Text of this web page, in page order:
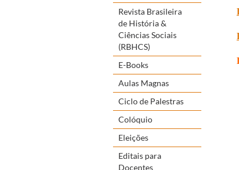
Revista Brasileira
de História &
Ciências Sociais
(RBHCS)
E-Books
Aulas Magnas
Ciclo de Palestras
Colóquio
Eleições
Editais para
Docentes